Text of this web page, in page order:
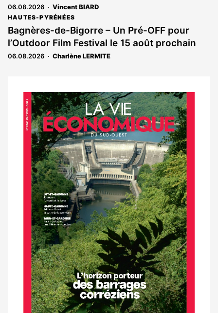
06.08.2026 Vincent BIARD
HAUTES-PYRÉNÉES
Bagnères-de-Bigorre – Un Pré-OFF pour
l’Outdoor Film Festival le 15 août prochain
06.08.2026 Charlène LERMITE
Notre
dernier
magazine